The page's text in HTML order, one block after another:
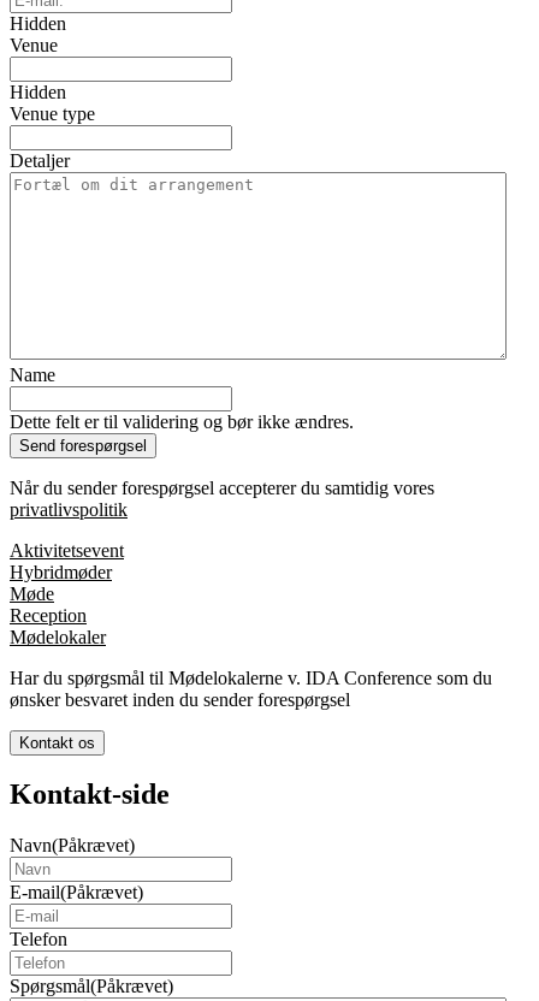
Hidden
Venue
Hidden
Venue type
Detaljer
Name
Dette felt er til validering og bør ikke ændres.
Når du sender forespørgsel accepterer du samtidig vores
privatlivspolitik
Aktivitetsevent
Hybridmøder
Møde
Reception
Mødelokaler
Har du spørgsmål til Mødelokalerne v. IDA Conference som du
ønsker besvaret inden du sender forespørgsel
Kontakt os
Kontakt-side
Navn(Påkrævet)
E-mail(Påkrævet)
Telefon
Spørgsmål(Påkrævet)